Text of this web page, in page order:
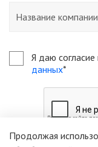
Я даю
данных*
Продолжая